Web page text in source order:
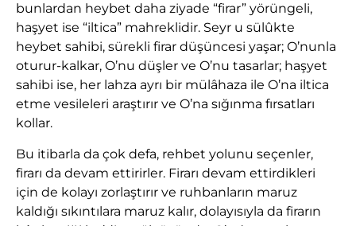
bunlardan heybet daha ziyade “firar” yörüngeli,
haşyet ise “iltica” mahreklidir. Seyr u sülûkte
heybet sahibi, sürekli firar düşüncesi yaşar; O’nunla
oturur-kalkar, O’nu düşler ve O’nu tasarlar; haşyet
sahibi ise, her lahza ayrı bir mülâhaza ile O’na iltica
etme vesileleri araştırır ve O’na sığınma fırsatları
kollar.
Bu itibarla da çok defa, rehbet yolunu seçenler,
firarı da devam ettirirler. Firarı devam ettirdikleri
için de kolayı zorlaştırır ve ruhbanların maruz
kaldığı sıkıntılara maruz kalır, dolayısıyla da firarın